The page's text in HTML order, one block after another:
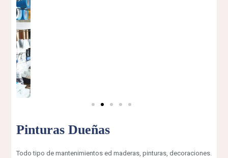
Pinturas Dueñas
Todo tipo de mantenimientos ed maderas, pinturas, decoraciones.